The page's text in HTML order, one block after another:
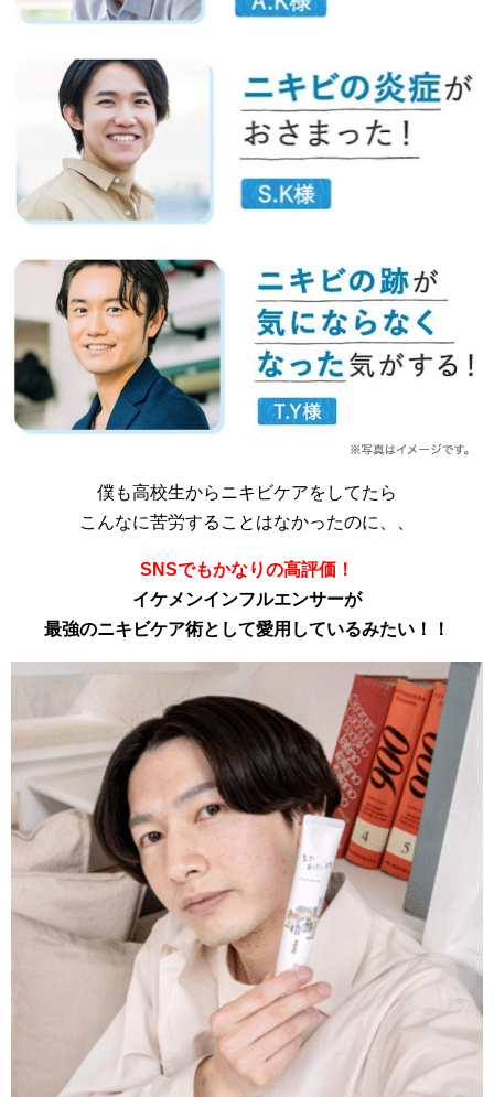
僕も高校生からニキビケアをしてたら
こんなに苦労することはなかったのに、、
SNSでもかなりの高評価！
イケメンインフルエンサーが
最強のニキビケア術として愛用しているみたい！！